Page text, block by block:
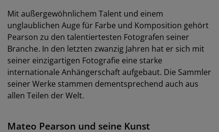
Mit außergewöhnlichem Talent und einem
unglaublichen Auge für Farbe und Komposition gehört
Pearson zu den talentiertesten Fotografen seiner
Branche. In den letzten zwanzig Jahren hat er sich mit
seiner einzigartigen Fotografie eine starke
internationale Anhängerschaft aufgebaut. Die Sammler
seiner Werke stammen dementsprechend auch aus
allen Teilen der Welt.
Mateo Pearson und seine Kunst